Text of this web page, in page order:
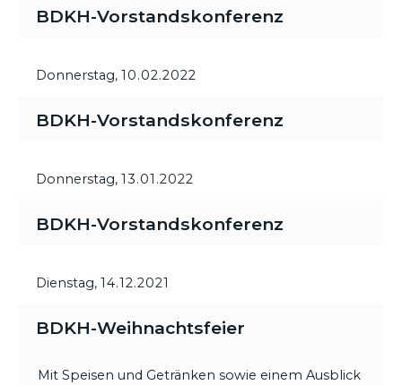
BDKH-Vorstandskonferenz
Donnerstag, 10.02.2022
BDKH-Vorstandskonferenz
Donnerstag, 13.01.2022
BDKH-Vorstandskonferenz
Dienstag, 14.12.2021
BDKH-Weihnachtsfeier
Mit Speisen und Getränken sowie einem Ausblick